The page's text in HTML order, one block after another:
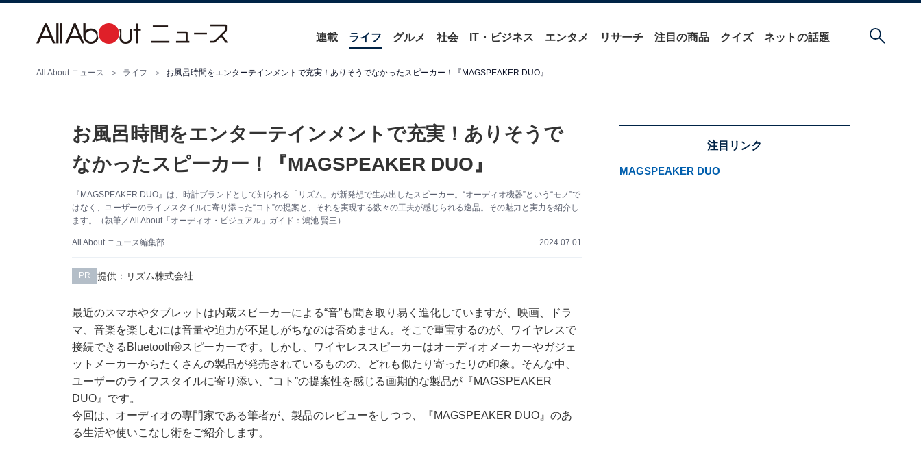
連載 ライフ グルメ 社会 IT・ビジネス エンタメ リサーチ 注目の商品 クイズ ネットの話題
All About ニュース ライフ お風呂時間をエンターテインメントで充実！ありそうでなかったスピーカー！『MAGSPEAKER DUO』
お風呂時間をエンターテインメントで充実！ありそうで
なかったスピーカー！『MAGSPEAKER DUO』
『MAGSPEAKER DUO』は、時計ブランドとして知られる「リズム」が新発想で生み出したスピーカー。“オーディオ機器”という“モノ”で
はなく、ユーザーのライフスタイルに寄り添った“コト”の提案と、それを実現する数々の工夫が感じられる逸品。その魅力と実力を紹介し
ます。（執筆／All About「オーディオ・ビジュアル」ガイド：鴻池 賢三）
All About ニュース編集部 2024.07.01
PR 提供：リズム株式会社
最近のスマホやタブレットは内蔵スピーカーによる“音”も聞き取り易く進化していますが、映画、ドラ
マ、音楽を楽しむには音量や迫力が不足しがちなのは否めません。そこで重宝するのが、ワイヤレスで
接続できるBluetooth®スピーカーです。しかし、ワイヤレススピーカーはオーディオメーカーやガジェ
ットメーカーからたくさんの製品が発売されているものの、どれも似たり寄ったりの印象。そんな中、
ユーザーのライフスタイルに寄り添い、“コト”の提案性を感じる画期的な製品が『MAGSPEAKER
DUO』です。
今回は、オーディオの専門家である筆者が、製品のレビューをしつつ、『MAGSPEAKER DUO』のあ
る生活や使いこなし術をご紹介します。
注目リンク
MAGSPEAKER DUO